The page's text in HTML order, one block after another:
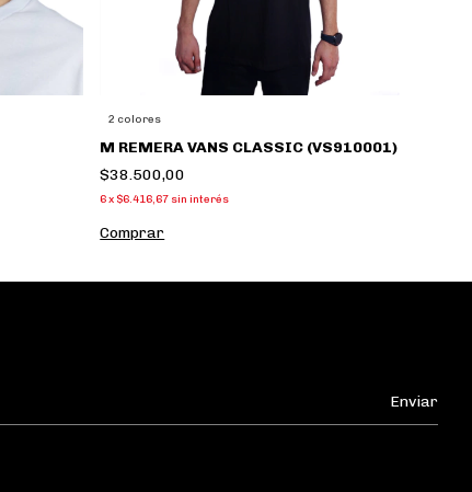
2 colores
M REMERA VANS CLASSIC (VS910001)
$38.500,00
6x $6.416,67 sin interés
Comprar